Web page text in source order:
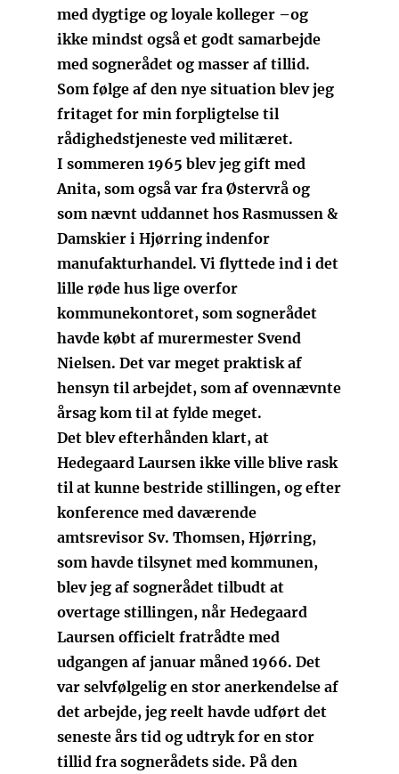
med dygtige og loyale kolleger –og
ikke mindst også et godt samarbejde
med sognerådet og masser af tillid.
Som følge af den nye situation blev jeg
fritaget for min forpligtelse til
rådighedstjeneste ved militæret.
I sommeren 1965 blev jeg gift med
Anita, som også var fra Østervrå og
som nævnt uddannet hos Rasmussen &
Damskier i Hjørring indenfor
manufakturhandel. Vi flyttede ind i det
lille røde hus lige overfor
kommunekontoret, som sognerådet
havde købt af murermester Svend
Nielsen. Det var meget praktisk af
hensyn til arbejdet, som af ovennævnte
årsag kom til at fylde meget.
Det blev efterhånden klart, at
Hedegaard Laursen ikke ville blive rask
til at kunne bestride stillingen, og efter
konference med daværende
amtsrevisor Sv. Thomsen, Hjørring,
som havde tilsynet med kommunen,
blev jeg af sognerådet tilbudt at
overtage stillingen, når Hedegaard
Laursen officielt fratrådte med
udgangen af januar måned 1966. Det
var selvfølgelig en stor anerkendelse af
det arbejde, jeg reelt havde udført det
seneste års tid og udtryk for en stor
tillid fra sognerådets side. På den